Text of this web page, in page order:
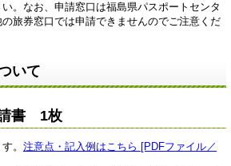
。なお、申請窓口は福島県パスポートセンタ
旅券窓口では申請できませんのでご注意くだ
いて
書 1枚
。 注意点・記入例はこちら [PDFファイル／